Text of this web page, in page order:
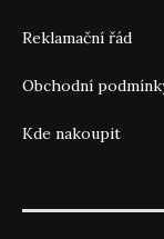
Reklamační řád
Obchodní
Kde nakoupit